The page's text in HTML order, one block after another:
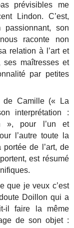
prévisibles me
Lindon. C’est,
son
raconte non
relation à l’art et
ses maîtresses et
par petites
de Camille (« La
interprétation :
», pour l’un et
l’autre toute la
de l’art, de
est résumé
que je veux c’est
Doillon qui a
il faire la même
de son objet :